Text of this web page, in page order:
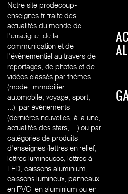
Notre site prodecoup-
enseignes.fr traite des
actualités du monde de
l'enseigne, de la
communication et de
l'évènementiel au travers de
reportages, de photos et de
vidéos classés par thèmes
(mode, immobilier,
automobile, voyage, sport,
...), par évènements
(dernières nouvelles, à la une,
actualités des stars, ...) ou par
catégories de produits
d'enseignes (lettres en relief,
lettres lumineuses, lettres à
LED, caissons aluminium,
caissons lumineux, panneaux
en PVC, en aluminium ou en